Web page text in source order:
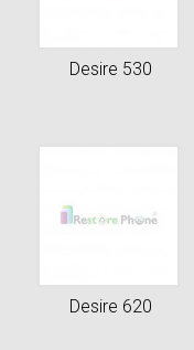
Desire 530
Desire 620